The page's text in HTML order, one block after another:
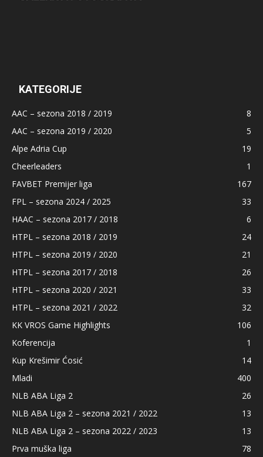
KATEGORIJE
AAC – sezona 2018 / 2019
8
AAC – sezona 2019 / 2020
5
Alpe Adria Cup
19
Cheerleaders
1
FAVBET Premijer liga
167
FPL – sezona 2024 / 2025
33
HAAC – sezona 2017 / 2018
6
HTPL – sezona 2018 / 2019
24
HTPL – sezona 2019 / 2020
21
HTPL – sezona 2017 / 2018
26
HTPL – sezona 2020 / 2021
33
HTPL – sezona 2021 / 2022
32
KK VROS Game Highlights
106
Koferencija
1
Kup Krešimir Ćosić
14
Mladi
400
NLB ABA Liga 2
26
NLB ABA Liga 2 – sezona 2021 / 2022
13
NLB ABA Liga 2 – sezona 2022 / 2023
13
Prva muška liga
78